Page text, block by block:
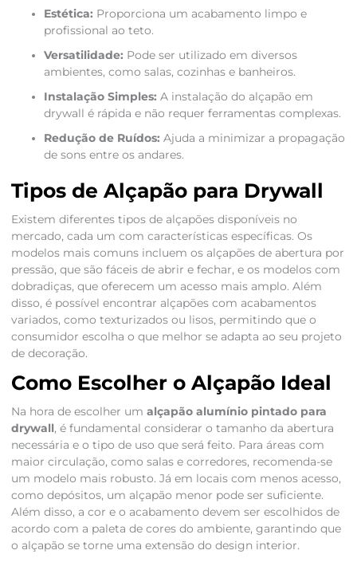
Estética: Proporciona um acabamento limpo e
profissional ao teto.
Versatilidade: Pode ser utilizado em diversos
ambientes, como salas, cozinhas e banheiros.
Instalação Simples: A instalação do alçapão em
drywall é rápida e não requer ferramentas complexas.
Redução de Ruídos: Ajuda a minimizar a propagação
de sons entre os andares.
Tipos de Alçapão para Drywall
Existem diferentes tipos de alçapões disponíveis no
mercado, cada um com características específicas. Os
modelos mais comuns incluem os alçapões de abertura por
pressão, que são fáceis de abrir e fechar, e os modelos com
dobradiças, que oferecem um acesso mais amplo. Além
disso, é possível encontrar alçapões com acabamentos
variados, como texturizados ou lisos, permitindo que o
consumidor escolha o que melhor se adapta ao seu projeto
de decoração.
Como Escolher o Alçapão Ideal
Na hora de escolher um alçapão alumínio pintado para
drywall, é fundamental considerar o tamanho da abertura
necessária e o tipo de uso que será feito. Para áreas com
maior circulação, como salas e corredores, recomenda-se
um modelo mais robusto. Já em locais com menos acesso,
como depósitos, um alçapão menor pode ser suficiente.
Além disso, a cor e o acabamento devem ser escolhidos de
acordo com a paleta de cores do ambiente, garantindo que
o alçapão se torne uma extensão do design interior.